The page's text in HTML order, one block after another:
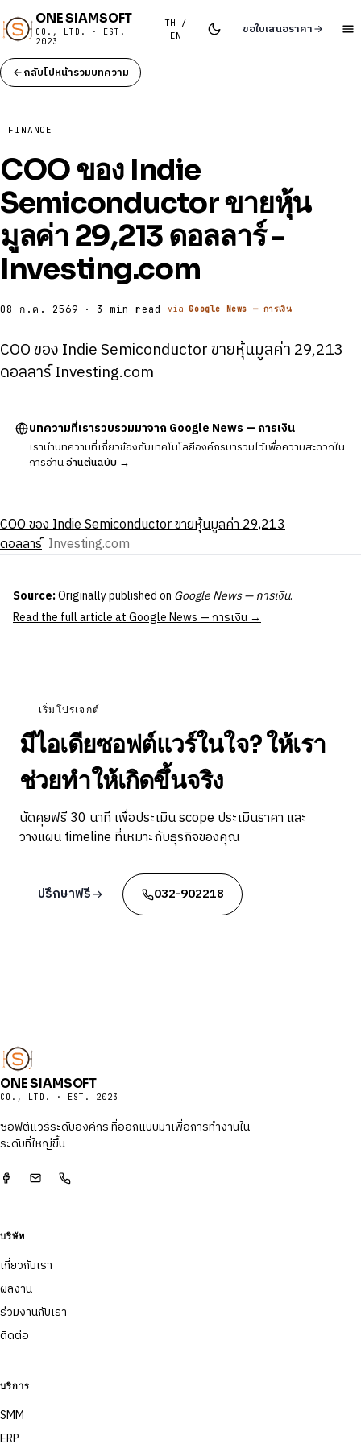
ONE SIAMSOFT
CO., LTD. · EST.
2023
TH /
EN
ขอใบเสนอราคา
กลับไปหน้ารวมบทความ
FINANCE
COO ของ Indie
Semiconductor ขายหุ้น
มูลค่า 29,213 ดอลลาร์ -
Investing.com
08 ก.ค. 2569 · 3 min read viaGoogle News — การเงิน
COO ของ Indie Semiconductor ขายหุ้นมูลค่า 29,213
ดอลลาร์ Investing.com
บทความที่เรารวบรวมมาจาก Google News — การเงิน
เรานำบทความที่เกี่ยวข้องกับเทคโนโลยีองค์กรมารวมไว้เพื่อความสะดวกใน
การอ่านอ่านต้นฉบับ →
COO ของ Indie Semiconductor ขายหุ้นมูลค่า 29,213
ดอลลาร์ Investing.com
Source:Originally published on Google News — การเงิน.
Read the full article at Google News — การเงิน →
เริ่มโปรเจกต์
มีไอเดียซอฟต์แวร์ในใจ? ให้เรา
ช่วยทำให้เกิดขึ้นจริง
นัดคุยฟรี 30 นาที เพื่อประเมิน scope ประเมินราคา และ
วางแผน timeline ที่เหมาะกับธุรกิจของคุณ
ปรึกษาฟรี 032-902218
ONE SIAMSOFT
CO., LTD. · EST. 2023
ซอฟต์แวร์ระดับองค์กร ที่ออกแบบมาเพื่อการทำงานใน
ระดับที่ใหญ่ขึ้น
บริษัท
เกี่ยวกับเรา
ผลงาน
ร่วมงานกับเรา
ติดต่อ
บริการ
SMM
ERP